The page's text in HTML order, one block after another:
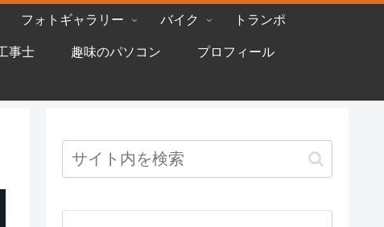
フォトギャラリー バイク トランポ
事士 趣味のパソコン プロフィール